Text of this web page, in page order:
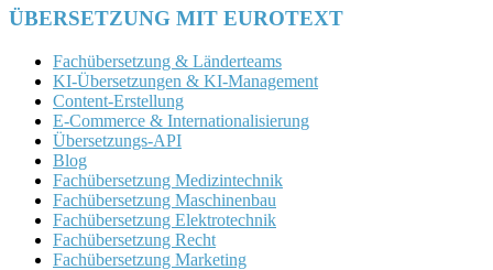
ÜBERSETZUNG MIT EUROTEXT
Fachübersetzung & Länderteams
KI-Übersetzungen & KI-Management
Content-Erstellung
E-Commerce & Internationalisierung
Übersetzungs-API
Blog
Fachübersetzung Medizintechnik
Fachübersetzung Maschinenbau
Fachübersetzung Elektrotechnik
Fachübersetzung Recht
Fachübersetzung Marketing